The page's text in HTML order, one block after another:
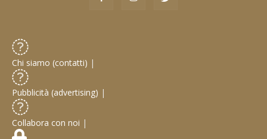
Chi siamo (contatti) |
Pubblicità (advertising) |
Collabora con noi |